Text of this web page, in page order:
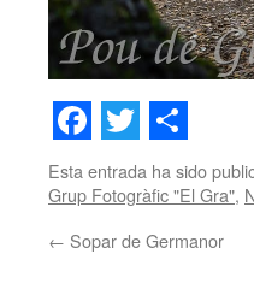
Facebook
Twitter
Share
Esta entrada ha sido
Grup Fotogràfic "El Gra",
← Sopar de Germanor